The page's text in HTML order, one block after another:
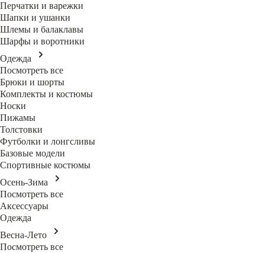
Перчатки и варежки
Шапки и ушанки
Шлемы и балаклавы
Шарфы и воротники
Одежда
Посмотреть все
Брюки и шорты
Комплекты и костюмы
Носки
Пижамы
Толстовки
Футболки и лонгсливы
Базовые модели
Спортивные костюмы
Осень-Зима
Посмотреть все
Аксессуары
Одежда
Весна-Лето
Посмотреть все